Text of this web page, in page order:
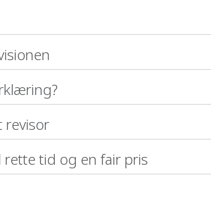
revisor
rette tid og en fair pris